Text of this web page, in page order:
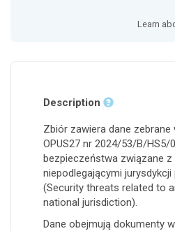
Learn
Description
Zbiór zawiera dane
OPUS27 nr 2024/53/B/HS5/
bezpieczeństwa związane
niepodlegającymi
(Security threats related to
national jurisdiction).
Dane obejmują dokumenty